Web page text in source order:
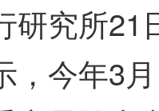
究所21
，今年3